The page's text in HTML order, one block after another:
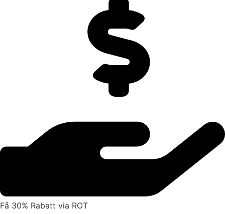
Få 30% Rabatt via ROT